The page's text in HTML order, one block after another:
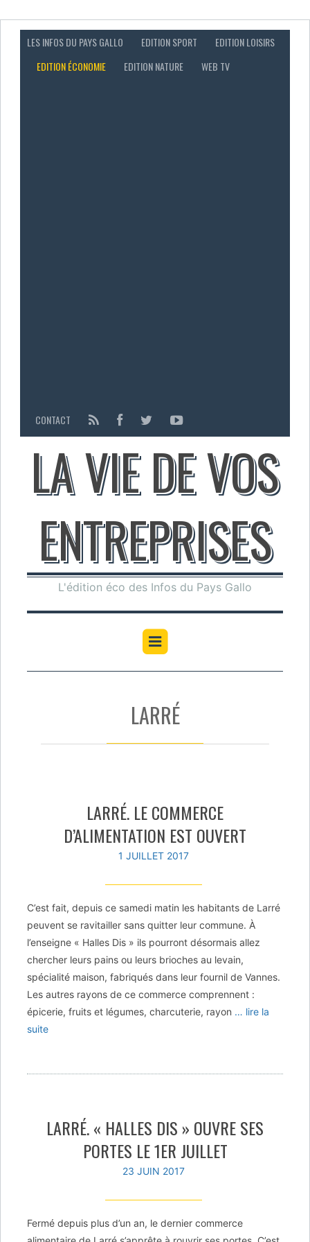
LES INFOS DU PAYS GALLO EDITION SPORT
EDITION LOISIRS
EDITION ÉCONOMIE
EDITION NATURE WEB TV
CONTACT
LA VIE DE VOS
ENTREPRISES
L'édition éco des Infos du Pays Gallo
LARRÉ
LARRÉ. LE COMMERCE
D’ALIMENTATION EST OUVERT
1 JUILLET 2017
C’est fait, depuis ce samedi matin les habitants de Larré
peuvent se ravitailler sans quitter leur commune. À
l’enseigne « Halles Dis » ils pourront désormais allez
chercher leurs pains ou leurs brioches au levain,
spécialité maison, fabriqués dans leur fournil de Vannes.
Les autres rayons de ce commerce comprennent :
épicerie, fruits et légumes, charcuterie, rayon … lire la
suite
LARRÉ. « HALLES DIS » OUVRE SES
PORTES LE 1ER JUILLET
23 JUIN 2017
Fermé depuis plus d’un an, le dernier commerce